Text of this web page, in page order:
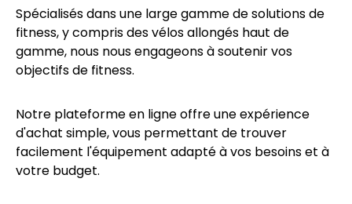
Spécialisés dans une large gamme de solutions de
fitness, y compris des vélos allongés haut de
gamme, nous nous engageons à soutenir vos
objectifs de fitness.
Notre plateforme en ligne offre une expérience
d'achat simple, vous permettant de trouver
facilement l'équipement adapté à vos besoins et à
votre budget.